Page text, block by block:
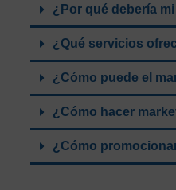
¿Por qué debería
¿Qué servicios
¿Cómo puede el
¿Cómo hacer
¿Cómo